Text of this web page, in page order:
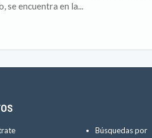
se encuentra en la...
Búsquedas por